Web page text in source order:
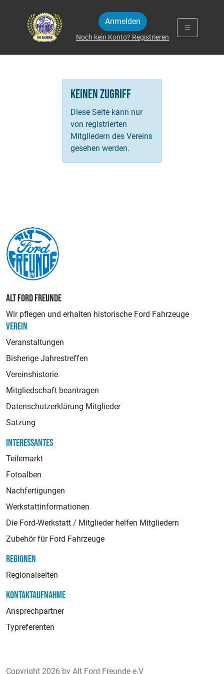
Anmelden
Noch kein Konto? Registrieren
Keinen Zugriff
Diese Seite kann nur
von registrierten
Mitgliedern des Vereins
gesehen werden.
ALT FORD FREUNDE
Wir pflegen und erhalten historische Ford Fahrzeuge
VEREIN
Veranstaltungen
Bisherige Jahrestreffen
Vereinshistorie
Mitgliedschaft beantragen
Datenschutzerklärung Mitglieder
Satzung
INTERESSANTES
Teilemarkt
Fotoalben
Nachfertigungen
Werkstattinformationen
Die Ford-Werkstatt / Mitglieder helfen Mitgliedern
Zubehör für Ford Fahrzeuge
REGIONEN
Regionalseiten
KONTAKTAUFNAHME
Ansprechpartner
Typreferenten
Copyright 2026 by Alt Ford Freunde e.V